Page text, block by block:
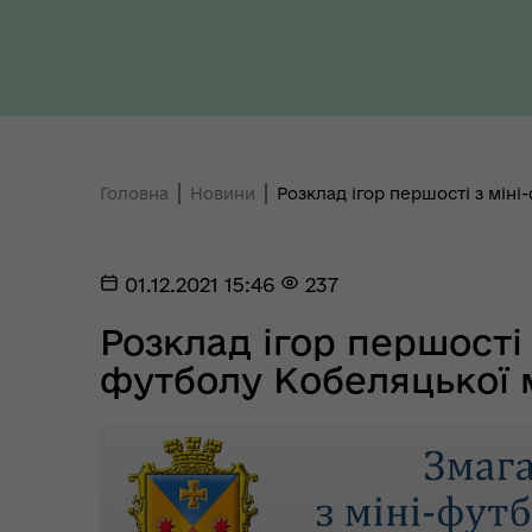
Уповноваженого Верховної
Ради України з прав людини у
Полтавській області
Ти
Головна Новини Розклад ігор першості з
01.12.2021 15:46 237
Розклад ігор першості
футболу Кобеляцької